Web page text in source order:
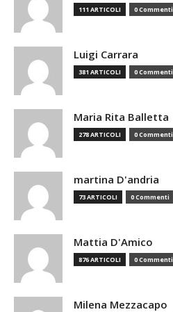
111 ARTICOLI 0 Commenti
Luigi Carrara
381 ARTICOLI 0 Commenti
Maria Rita Balletta
278 ARTICOLI 0 Commenti
martina D'andria
73 ARTICOLI 0 Commenti
Mattia D'Amico
876 ARTICOLI 0 Commenti
Milena Mezzacapo